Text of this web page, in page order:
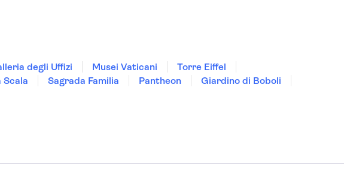
degli Uffizi Musei Vaticani
Torre Eiffel
Scala Sagrada Familia Pantheon
Giardino di Boboli